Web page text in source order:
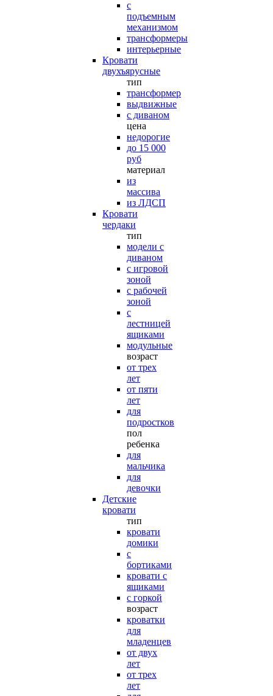
с
подъемным
механизмом
трансформеры
интерьерные
Кровати
двухъярусные
тип
трансформер
выдвижные
с диваном
цена
недорогие
до 15 000
руб
материал
из
массива
из ЛДСП
Кровати
чердаки
тип
модели с
диваном
с игровой
зоной
с рабочей
зоной
с
лестницей
ящиками
модульные
возраст
от трех
лет
от пяти
лет
для
подростков
пол
ребенка
для
мальчика
для
девочки
Детские
кровати
тип
кровати
домики
с
бортиками
кровати с
ящиками
с горкой
возраст
кроватки
для
младенцев
от двух
лет
от трех
лет